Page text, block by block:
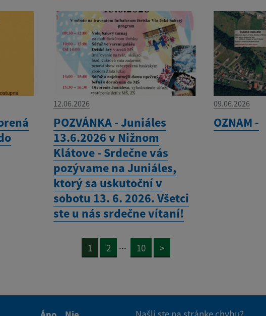
12.06.2026
POZVÁNKA - Juniáles
13.6.2026 v Nižnom
Klátove - Srdečne vás
pozývame na Juniáles,
ktorý sa uskutoční v
sobotu 13. 6. 2026. Všetci
ste u nás srdečne vítaní!
09.06.2026
OZNAM -
1 2 ... 10 >